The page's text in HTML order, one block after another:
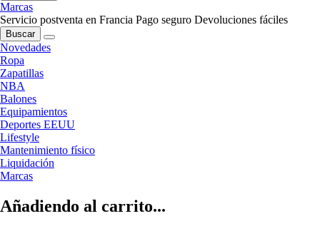
Marcas
Servicio postventa en Francia Pago seguro Devoluciones fáciles
Buscar
Novedades
Ropa
Zapatillas
NBA
Balones
Equipamientos
Deportes EEUU
Lifestyle
Mantenimiento físico
Liquidación
Marcas
Añadiendo al carrito...